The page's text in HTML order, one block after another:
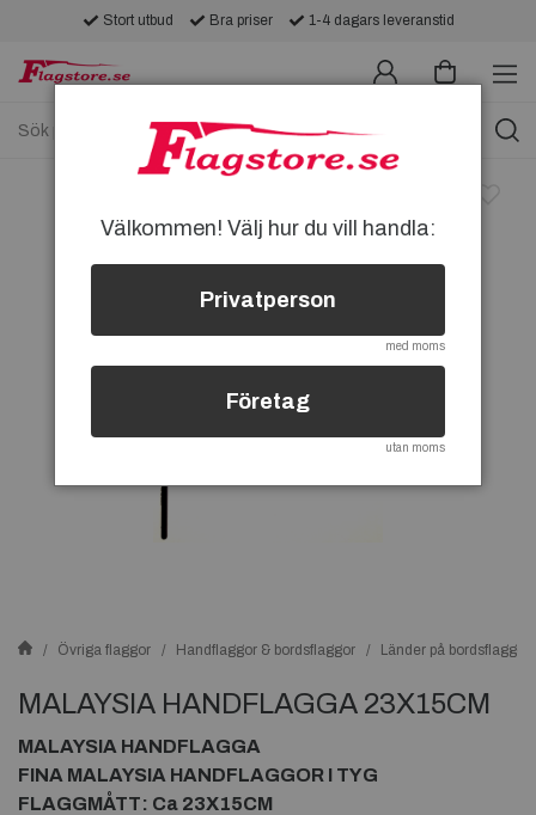
Stort utbud Bra priser 1-4 dagars leveranstid
Övriga flaggor Handflaggor & bordsflaggor Länder på
MALAYSIA HANDFLAGGA 23X15CM
MALAYSIA HANDFLAGGA
FINA MALAYSIA HANDFLAGGOR I TYG
FLAGGMÅTT: Ca 23X15CM
Välkommen! Välj hur du vill handla:
Privatperson
med moms
Företag
utan moms